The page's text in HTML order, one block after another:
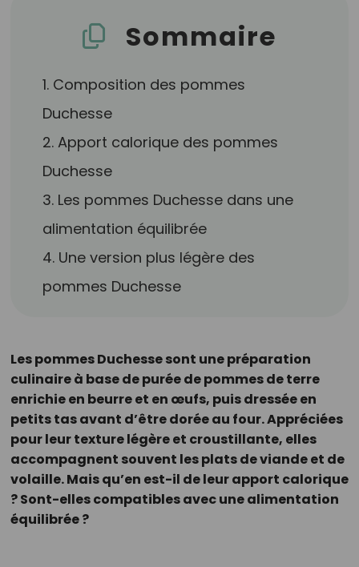
Sommaire
1. Composition des pommes
Duchesse
2. Apport calorique des pommes
Duchesse
3. Les pommes Duchesse dans une
alimentation équilibrée
4. Une version plus légère des
pommes Duchesse
Les pommes Duchesse sont une préparation
culinaire à base de purée de pommes de terre
enrichie en beurre et en œufs, puis dressée en
petits tas avant d’être dorée au four. Appréciées
pour leur texture légère et croustillante, elles
accompagnent souvent les plats de viande et de
volaille. Mais qu’en est-il de leur apport calorique
? Sont-elles compatibles avec une alimentation
équilibrée ?